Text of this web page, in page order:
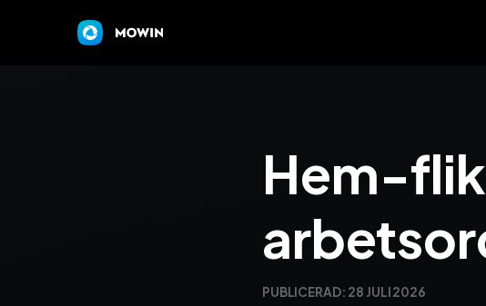
Hem-
PUBLICERAD: 28 JULI 2026